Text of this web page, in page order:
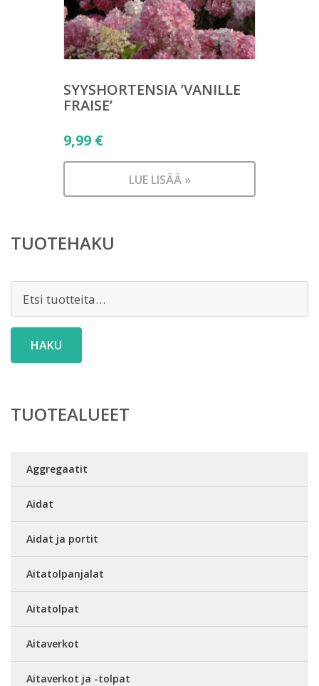
SYYSHORTENSIA ’VANILLE
FRAISE’
9,99 €
LUE LISÄÄ »
TUOTEHAKU
HAKU
TUOTEALUEET
Aggregaatit
Aidat
Aidat ja portit
Aitatolpanjalat
Aitatolpat
Aitaverkot
Aitaverkot ja -tolpat